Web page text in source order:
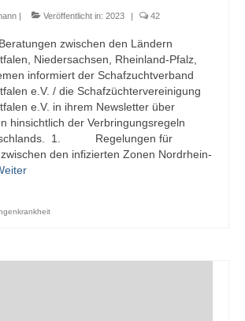
| Veröffentlicht in: 2023 | 42
zwischen den Ländern
Niedersachsen, Rheinland-Pfalz,
informiert der Schafzuchtverband
e.V. / die Schafzüchtervereinigung
e.V. in ihrem Newsletter über
hinsichtlich der Verbringungsregeln
1. Regelungen für
den infizierten Zonen Nordrhein-